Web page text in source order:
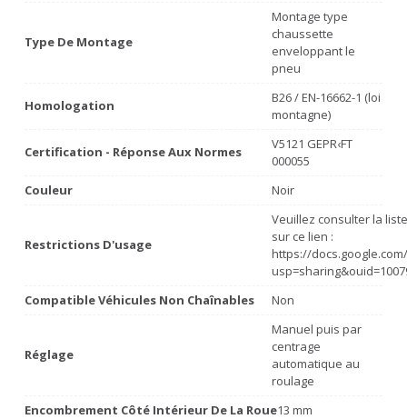
Type De Montage
Montage type
chaussette
enveloppant le
pneu
Homologation
B26 / EN-16662-1 (loi
montagne)
Certification - Réponse Aux Normes
V5121 GEPR‹FT
000055
Couleur
Noir
Restrictions D'usage
Veuillez consulter la
sur ce lien :
https://
Compatible Véhicules Non Chaînables
Non
Réglage
Manuel puis par
centrage
automatique au
roulage
Encombrement Côté Intérieur De La Roue13 mm